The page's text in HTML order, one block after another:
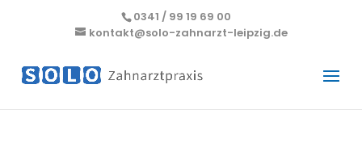
0341 / 99 19 69 00
kontakt@solo-zahnarzt-leipzig.de